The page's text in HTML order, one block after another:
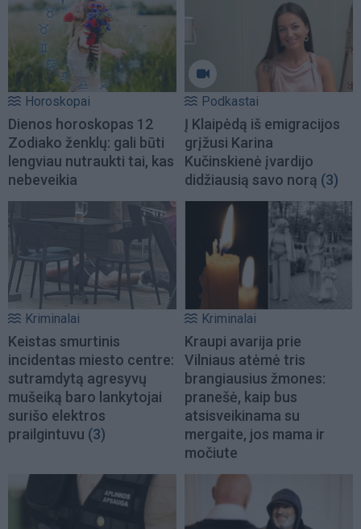
Horoskopai
Dienos horoskopas 12
Zodiako ženklų: gali būti
lengviau nutraukti tai, kas
nebeveikia
Podkastai
Į Klaipėdą iš emigracijos
grįžusi Karina
Kučinskienė įvardijo
didžiausią savo norą (3)
Kriminalai
Keistas smurtinis
incidentas miesto centre:
sutramdytą agresyvų
mušeiką baro lankytojai
surišo elektros
prailgintuvu (3)
Kriminalai
Kraupi avarija prie
Vilniaus atėmė tris
brangiausius žmones:
pranešė, kaip bus
atsisveikinama su
mergaite, jos mama ir
močiute